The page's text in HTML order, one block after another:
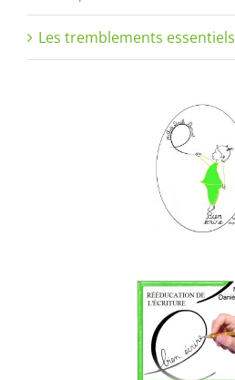
Les tremblements essentiels